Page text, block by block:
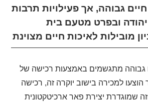
גבוהה, אך פעילויות תרבות
יהודה ובפרט מטעם בית
גבוהה מתגשמים באמצעות רכישה של
למכירה בישוב יוקרה זה, רכישה
שמוגדרת יצירת פאר ארכיטקטונית